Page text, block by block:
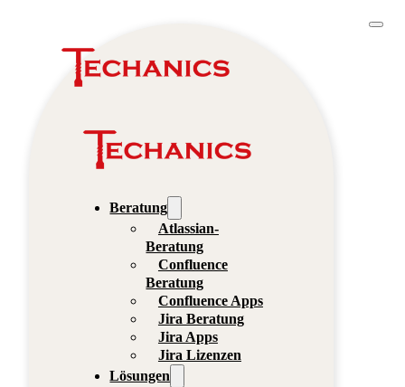
Beratung
Atlassian-
Beratung
Confluence
Beratung
Confluence Apps
Jira Beratung
Jira Apps
Jira Lizenzen
Lösungen